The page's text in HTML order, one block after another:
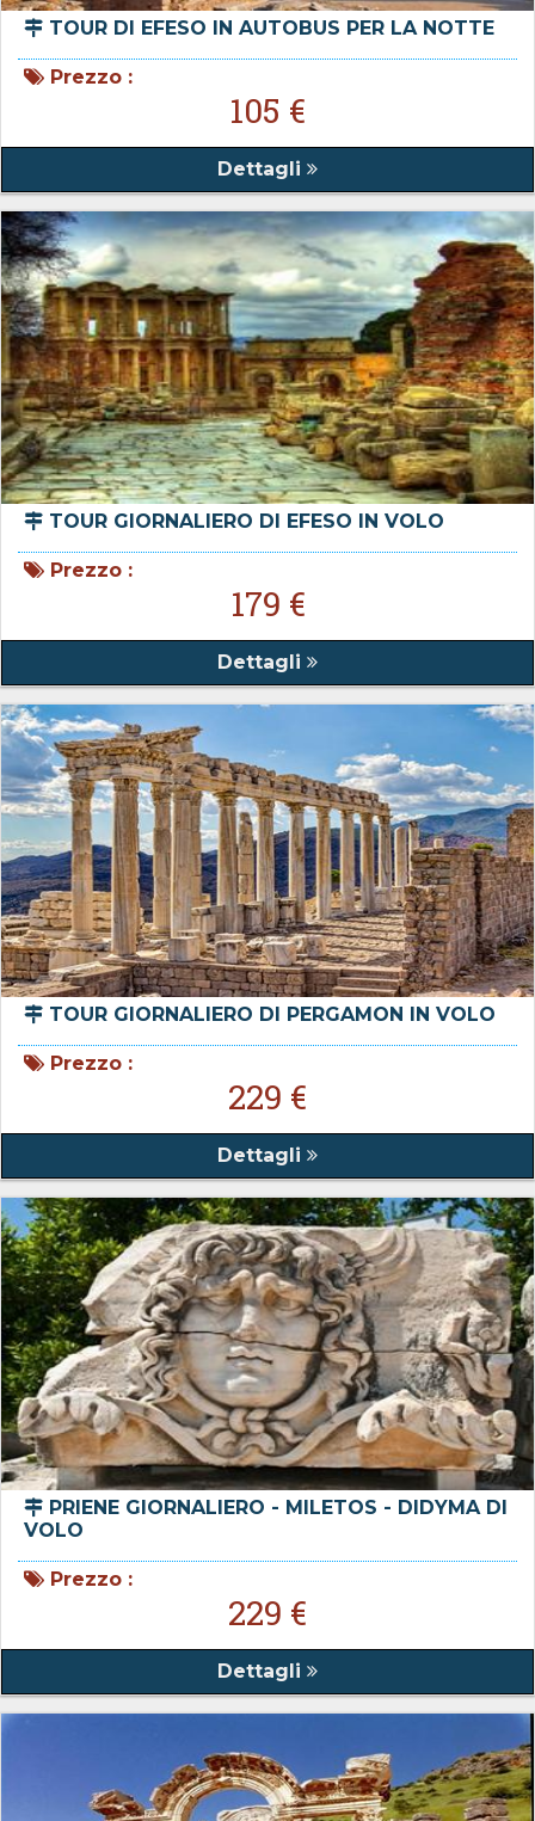
TOUR DI EFESO IN AUTOBUS PER LA NOTTE
Prezzo :
105 €
Dettagli
TOUR GIORNALIERO DI EFESO IN VOLO
Prezzo :
179 €
Dettagli
TOUR GIORNALIERO DI PERGAMON IN VOLO
Prezzo :
229 €
Dettagli
PRIENE GIORNALIERO - MILETOS - DIDYMA DI
VOLO
Prezzo :
229 €
Dettagli